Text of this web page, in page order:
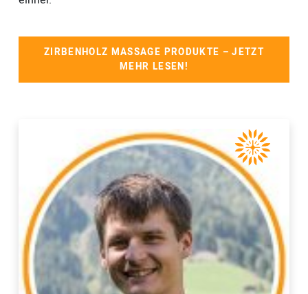
ZIRBENHOLZ MASSAGE PRODUKTE – JETZT
MEHR LESEN!